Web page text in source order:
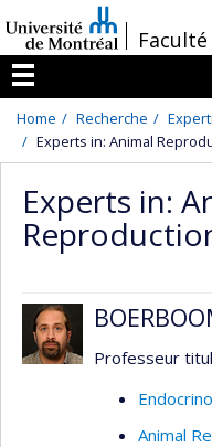
au
contenu
/Faculté
Menu
Home Recherche
Experts in: Animal
Experts in:
Professeur
Animal